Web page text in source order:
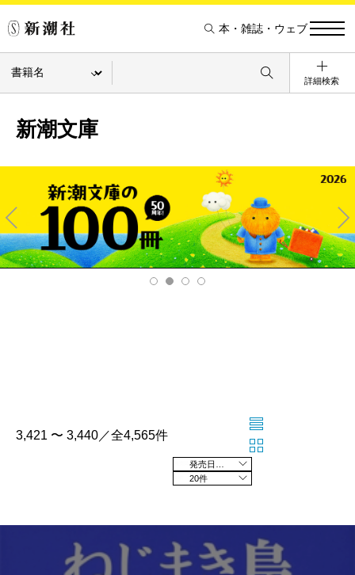
本・雑誌・ウェブ
詳細検索
新潮文庫
Pre
v
Ne
xt
3,421 〜 3,440／全4,565件
20件